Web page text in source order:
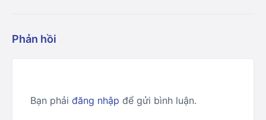
Phản hồi
Bạn phải đăng nhập để gửi bình luận.